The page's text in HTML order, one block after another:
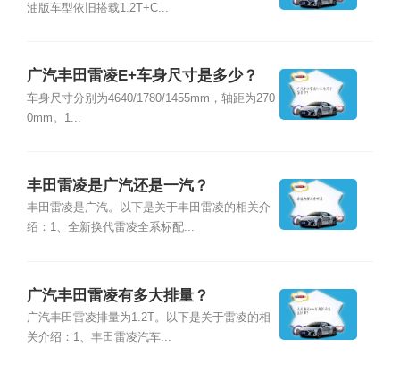
油版车型依旧搭载1.2T+C...
广汽丰田雷凌E+车身尺寸是多少？
车身尺寸分别为4640/1780/1455mm，轴距为270
0mm。1...
丰田雷凌是广汽还是一汽？
丰田雷凌是广汽。以下是关于丰田雷凌的相关介
绍：1、全新换代雷凌全系标配...
广汽丰田雷凌有多大排量？
广汽丰田雷凌排量为1.2T。以下是关于雷凌的相
关介绍：1、丰田雷凌汽车...